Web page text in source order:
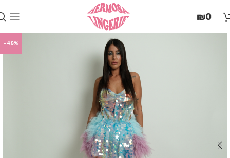
זֶה
תַּפְרִיט
הֵנְּגִישׁוּת
₪0
-48%